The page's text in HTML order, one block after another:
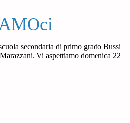
secondaria di primo grado Bussi
Vi aspettiamo domenica 22